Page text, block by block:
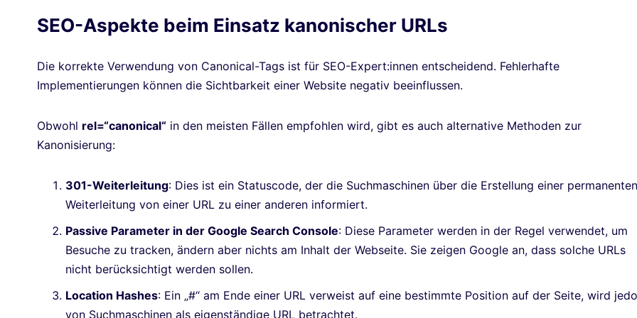
SEO-Aspekte beim Einsatz kanonischer URLs
Die korrekte Verwendung von Canonical-Tags ist für SEO-Expert:innen entscheidend. Fehlerhafte
Implementierungen können die Sichtbarkeit einer Website negativ beeinflussen.
Obwohl rel=“canonical“ in den meisten Fällen empfohlen wird, gibt es auch alternative Methoden zur
Kanonisierung:
301-Weiterleitung: Dies ist ein Statuscode, der die Suchmaschinen über die Erstellung einer permanenten
Weiterleitung von einer URL zu einer anderen informiert.
Passive Parameter in der Google Search Console: Diese Parameter werden in der Regel verwendet, um
Besuche zu tracken, ändern aber nichts am Inhalt der Webseite. Sie zeigen Google an, dass solche URLs
nicht berücksichtigt werden sollen.
Location Hashes: Ein „#“ am Ende einer URL verweist auf eine bestimmte Position auf der Seite, wird
von Suchmaschinen als eigenständige URL betrachtet.